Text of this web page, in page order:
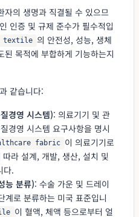
자의 생명과 직결될 수 있으므
인증 및 규제 준수가 필수적입
textile 의 안전성, 성능, 생체
목적에 부합하게 기능하는지
같습니다:
경영 시스템): 의료기기 및 관
경영 시스템 요구사항을 명시
fabric 이 의료기기로
라 설계, 개발, 생산, 설치 및
다.
능 분류): 수술 가운 및 드레이
계로 분류하는 미국 표준입니
이 혈액, 체액 등으로부터 얼